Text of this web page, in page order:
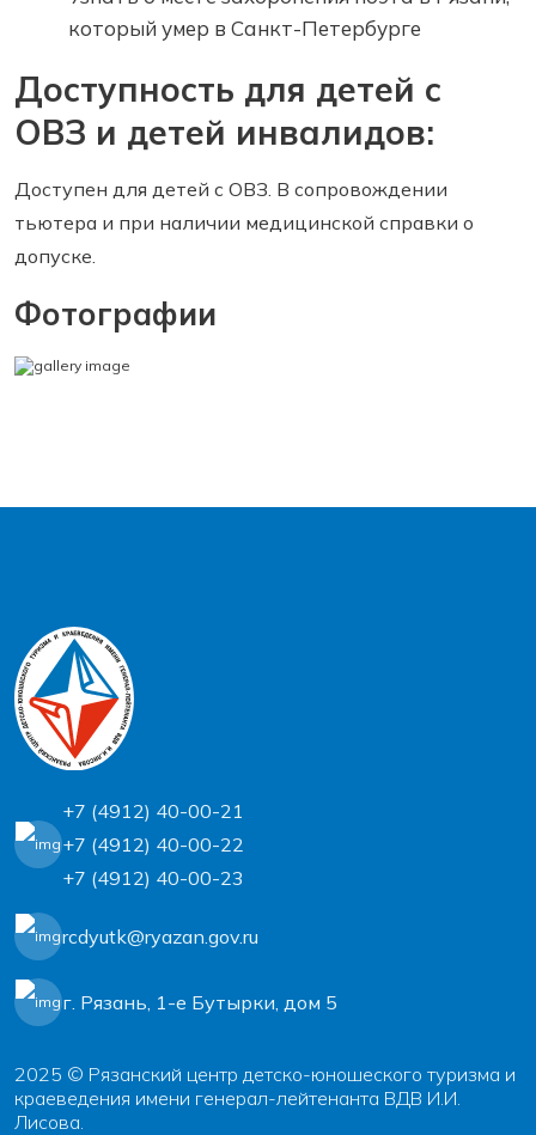
который умер в Санкт-Петербурге
Доступность для детей с
ОВЗ и детей инвалидов:
Доступен для детей с ОВЗ. В сопровождении
тьютера и при наличии медицинской справки о
допуске.
Фотографии
+7 (4912) 40-00-21
+7 (4912) 40-00-22
+7 (4912) 40-00-23
rcdyutk@ryazan.gov.ru
г. Рязань, 1-e Бутырки, дом 5
2025 © Рязанский центр детско-юношеского туризма и
краеведения имени генерал-лейтенанта ВДВ И.И.
Лисова.